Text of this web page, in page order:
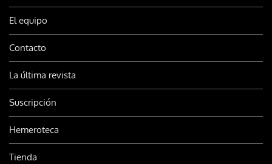
El equipo
Contacto
La última revista
Suscripción
Hemeroteca
Tienda